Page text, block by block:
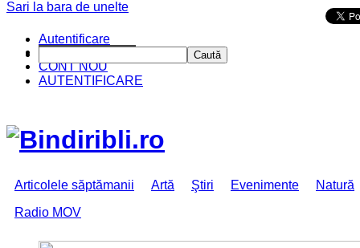
CINE SUNTEM?
CONT NOU
AUTENTIFICARE
Articolele săptămanii Artă Ştiri Evenimente
Natură
Radio MOV
Sari la bara de unelte
Autentificare
Caută